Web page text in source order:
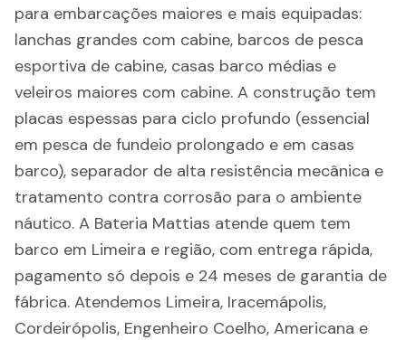
para embarcações maiores e mais equipadas:
lanchas grandes com cabine, barcos de pesca
esportiva de cabine, casas barco médias e
veleiros maiores com cabine. A construção tem
placas espessas para ciclo profundo (essencial
em pesca de fundeio prolongado e em casas
barco), separador de alta resistência mecânica e
tratamento contra corrosão para o ambiente
náutico. A Bateria Mattias atende quem tem
barco em Limeira e região, com entrega rápida,
pagamento só depois e 24 meses de garantia de
fábrica. Atendemos Limeira, Iracemápolis,
Cordeirópolis, Engenheiro Coelho, Americana e